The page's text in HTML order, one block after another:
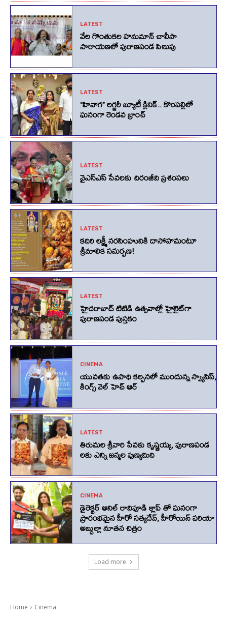
LATEST
వేల గొంతుకల హనుమాన్ చాలీసా
పారాయణలో పురాణపండ పిలుపు
LATEST
“హివాగ” లగ్జరీ బ్యూటీ క్లినిక్.. కొంపల్లిలో
ఘనంగా రెండవ బ్రాంచ్
LATEST
వైఎస్ఎస్ సేవలకు చిరంజీవి ప్రశంసలు
LATEST
కదిరి లక్ష్మీ నరసింహునికి దాసోహమంటూ
శ్రీమాలిక సమర్పణ!
LATEST
హైదరాబాద్ టిటిడి ఉత్సవాల్లో హైలైట్‌గా
పురాణపండ పుస్తకం
CINEMA
యువతకు ఉపాధి కల్పనలో ముందున్న స్వ్యాసిస్,
కింగ్స్‌ వెల్‌ హెచ్‌ ఆర్‌
LATEST
తిరుమల శ్రీవారి సేవకు కృష్ణయ్య, పురాణపండ
లకు ఎన్ని జన్మల పుణ్యమిది
CINEMA
డైరెక్టర్ అనిల్ రావిపూడి క్లాప్ తో ఘనంగా
ప్రారంభమైన హీరో సత్యదేవ్, హీరోయిన్ ఫరియా
అబ్దుల్లా నూతన చిత్రం
Load more